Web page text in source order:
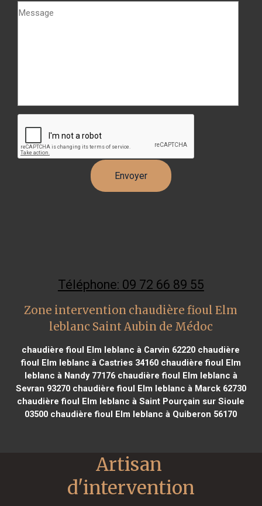
Téléphone: 09 72 66 89 55
Zone intervention chaudière fioul Elm
leblanc Saint Aubin de Médoc
chaudière fioul Elm leblanc à Carvin 62220 chaudière
fioul Elm leblanc à Castries 34160chaudière fioul Elm
leblanc à Nandy 77176chaudière fioul Elm leblanc à
Sevran 93270chaudière fioul Elm leblanc à Marck 62730
chaudière fioul Elm leblanc à Saint Pourçain sur Sioule
03500 chaudière fioul Elm leblanc à Quiberon 56170
Artisan
d'intervention